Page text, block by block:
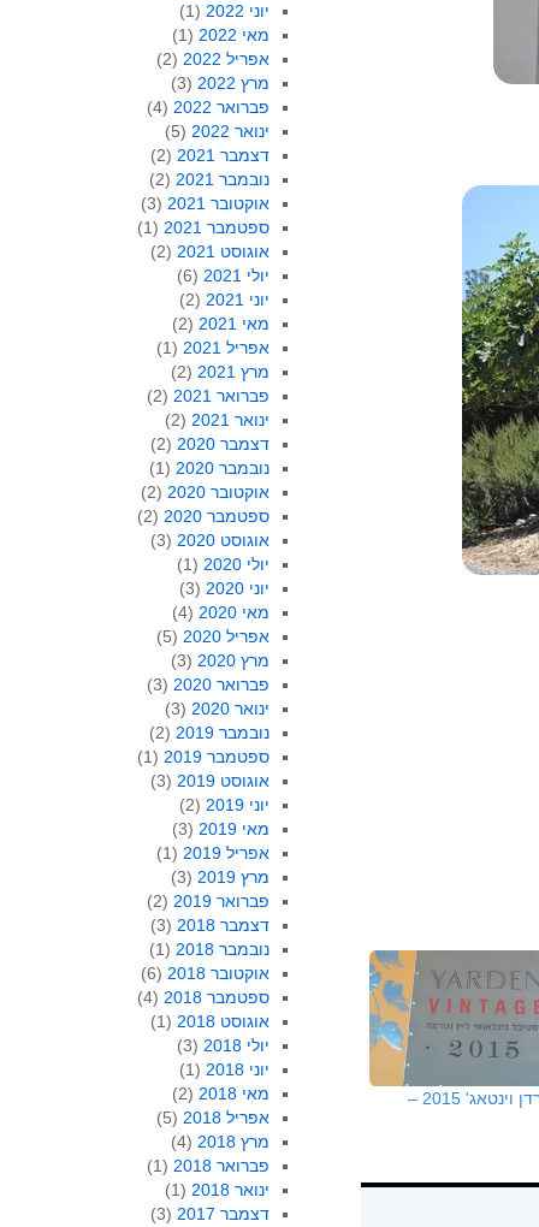
פסטיבל ירדן וינטאג' 2015 –
יוני 2022
(1)
מאי 2022
(1)
אפריל 2022
(2)
מרץ 2022
(3)
פברואר 2022
(4)
ינואר 2022
(5)
דצמבר 2021
(2)
נובמבר 2021
(2)
אוקטובר 2021
(3)
ספטמבר 2021
(1)
אוגוסט 2021
(2)
יולי 2021
(6)
יוני 2021
(2)
מאי 2021
(2)
אפריל 2021
(1)
מרץ 2021
(2)
פברואר 2021
(2)
ינואר 2021
(2)
דצמבר 2020
(2)
נובמבר 2020
(1)
אוקטובר 2020
(2)
ספטמבר 2020
(2)
אוגוסט 2020
(3)
יולי 2020
(1)
יוני 2020
(3)
מאי 2020
(4)
אפריל 2020
(5)
מרץ 2020
(3)
פברואר 2020
(3)
ינואר 2020
(3)
נובמבר 2019
(2)
ספטמבר 2019
(1)
אוגוסט 2019
(3)
יוני 2019
(2)
מאי 2019
(3)
אפריל 2019
(1)
מרץ 2019
(3)
פברואר 2019
(2)
דצמבר 2018
(3)
נובמבר 2018
(1)
אוקטובר 2018
(6)
ספטמבר 2018
(4)
אוגוסט 2018
(1)
יולי 2018
(3)
יוני 2018
(1)
מאי 2018
(2)
אפריל 2018
(5)
מרץ 2018
(4)
פברואר 2018
(1)
ינואר 2018
(1)
דצמבר 2017
(3)